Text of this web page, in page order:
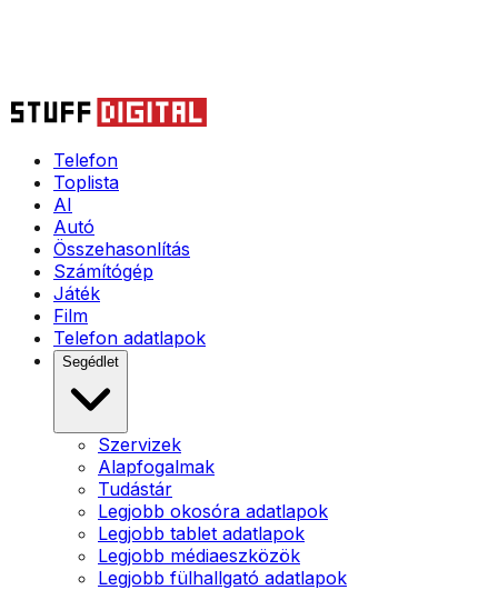
Telefon
Toplista
AI
Autó
Összehasonlítás
Számítógép
Játék
Film
Telefon adatlapok
Segédlet
Szervizek
Alapfogalmak
Tudástár
Legjobb okosóra adatlapok
Legjobb tablet adatlapok
Legjobb médiaeszközök
Legjobb fülhallgató adatlapok